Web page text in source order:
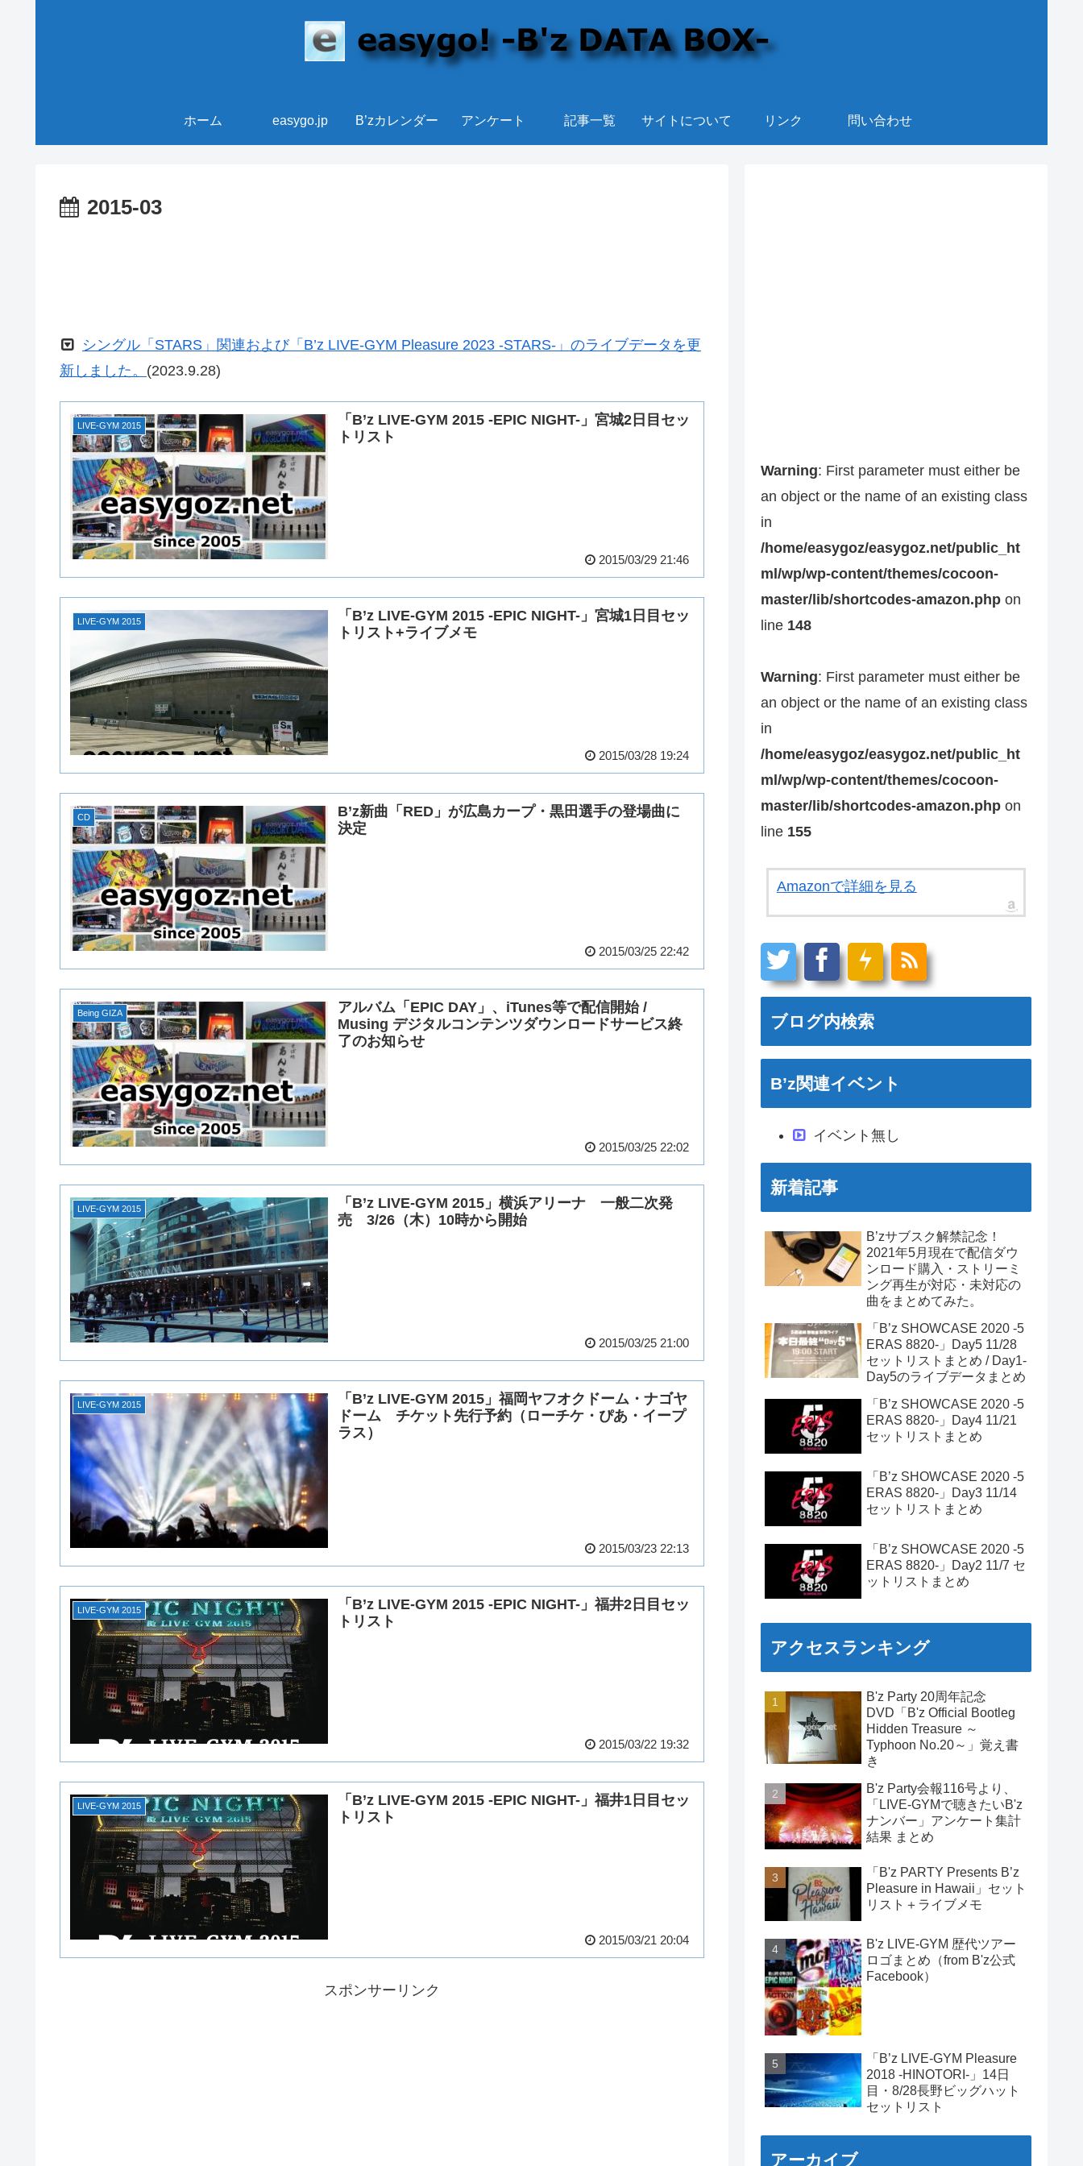
ホーム easygo.jp B’zカレンダー アンケート 記事一覧 サイトについて リンク 問い合わせ
2015-03
シングル「STARS」関連および「B’z LIVE-GYM Pleasure 2023 -STARS-」のライブデータを更
新しました。 (2023.9.28)
LIVE-GYM 2015
「B’z LIVE-GYM 2015 -EPIC NIGHT-」宮城2日目セッ
トリスト
2015/03/29 21:46
LIVE-GYM 2015
「B’z LIVE-GYM 2015 -EPIC NIGHT-」宮城1日目セッ
トリスト+ライブメモ
2015/03/28 19:24
CD
B’z新曲「RED」が広島カープ・黒田選手の登場曲に
決定
2015/03/25 22:42
Being GIZA
アルバム「EPIC DAY」、iTunes等で配信開始 /
Musing デジタルコンテンツダウンロードサービス終
了のお知らせ
2015/03/25 22:02
LIVE-GYM 2015
「B’z LIVE-GYM 2015」横浜アリーナ 一般二次発
売 3/26（木）10時から開始
2015/03/25 21:00
LIVE-GYM 2015
「B’z LIVE-GYM 2015」福岡ヤフオクドーム・ナゴヤ
ドーム チケット先行予約（ローチケ・ぴあ・イープ
ラス）
2015/03/23 22:13
LIVE-GYM 2015
「B’z LIVE-GYM 2015 -EPIC NIGHT-」福井2日目セッ
トリスト
2015/03/22 19:32
LIVE-GYM 2015
「B’z LIVE-GYM 2015 -EPIC NIGHT-」福井1日目セッ
トリスト
2015/03/21 20:04
スポンサーリンク
Warning: First parameter must either be
an object or the name of an existing class
in
/home/easygoz/easygoz.net/public_ht
ml/wp/wp-content/themes/cocoon-
master/lib/shortcodes-amazon.php on
line 148
Warning: First parameter must either be
an object or the name of an existing class
in
/home/easygoz/easygoz.net/public_ht
ml/wp/wp-content/themes/cocoon-
master/lib/shortcodes-amazon.php on
line 155
Amazonで詳細を見る
ブログ内検索
B’z関連イベント
イベント無し
新着記事
B’zサブスク解禁記念！
2021年5月現在で配信ダウ
ンロード購入・ストリーミ
ング再生が対応・未対応の
曲をまとめてみた。
「B’z SHOWCASE 2020 -5
ERAS 8820-」Day5 11/28
セットリストまとめ / Day1-
Day5のライブデータまとめ
「B’z SHOWCASE 2020 -5
ERAS 8820-」Day4 11/21
セットリストまとめ
「B’z SHOWCASE 2020 -5
ERAS 8820-」Day3 11/14
セットリストまとめ
「B’z SHOWCASE 2020 -5
ERAS 8820-」Day2 11/7 セ
ットリストまとめ
アクセスランキング
B'z Party 20周年記念
DVD「B'z Official Bootleg
Hidden Treasure ～
Typhoon No.20～」覚え書
き
B'z Party会報116号より、
「LIVE-GYMで聴きたいB'z
ナンバー」アンケート集計
結果 まとめ
「B'z PARTY Presents B’z
Pleasure in Hawaii」セット
リスト＋ライブメモ
B'z LIVE-GYM 歴代ツアー
ロゴまとめ（from B'z公式
Facebook）
「B’z LIVE-GYM Pleasure
2018 -HINOTORI-」14日
目・8/28長野ビッグハット
セットリスト
アーカイブ